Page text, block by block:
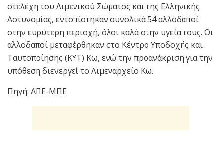
στελέχη του Λιμενικού Σώματος και της Ελληνικής
Αστυνομίας, εντοπίστηκαν συνολικά 54 αλλοδαποί
στην ευρύτερη περιοχή, όλοι καλά στην υγεία τους. Οι
αλλοδαποί μεταφέρθηκαν στο Κέντρο Υποδοχής και
Ταυτοποίησης (ΚΥΤ) Κω, ενώ την προανάκριση για την
υπόθεση διενεργεί το Λιμεναρχείο Κω.
Πηγή: AΠΕ-ΜΠΕ